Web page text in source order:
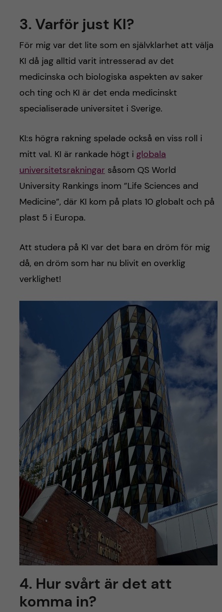
3. Varför just KI?
För mig var det lite som en självklarhet att välja
KI då jag alltid varit intresserad av det
medicinska och biologiska aspekten av saker
och ting och KI är det enda medicinskt
specialiserade universitet i Sverige.
KI:s högra rakning spelade också en viss roll i
mitt val. KI är rankade högt i globala
universitetsrakningar såsom QS World
University Rankings inom ”Life Sciences and
Medicine”, där KI kom på plats 10 globalt och på
plast 5 i Europa.
Att studera på KI var det bara en dröm för mig
då, en dröm som har nu blivit en overklig
verklighet!
4. Hur svårt är det att
komma in?